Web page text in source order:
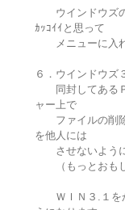
ウインドウズの
ｶｯｺｲｲと思って
メニューに入れ
６．ウインドウズ
同封してあるＰ
ャー上で
ファイルの削除
を他人には
させないように
（もっとおもし
ＷＩＮ３.１をか